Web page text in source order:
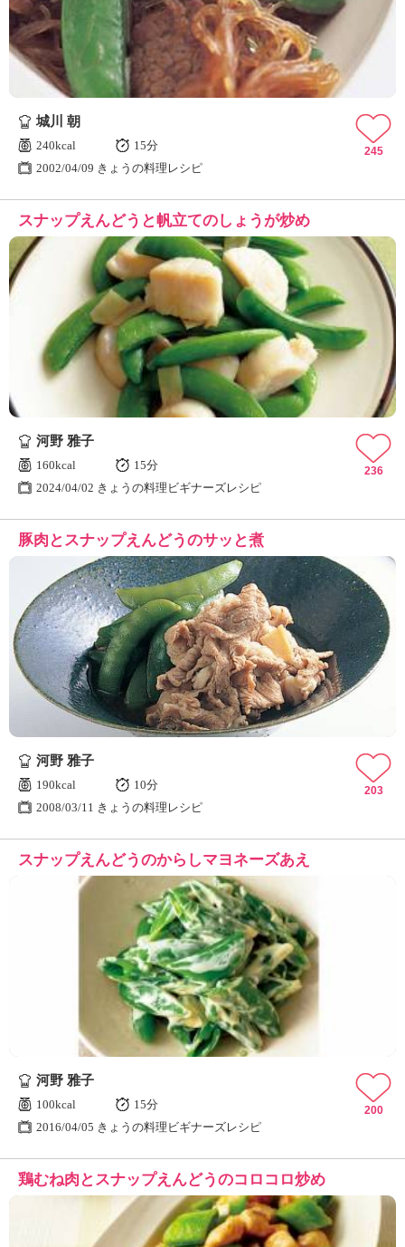
城川 朝
240kcal
15分
2002/04/09 きょうの料理レシピ
245
スナップえんどうと帆立てのしょうが炒め
河野 雅子
160kcal
15分
2024/04/02 きょうの料理ビギナーズレシピ
236
豚肉とスナップえんどうのサッと煮
河野 雅子
190kcal
10分
2008/03/11 きょうの料理レシピ
203
スナップえんどうのからしマヨネーズあえ
河野 雅子
100kcal
15分
2016/04/05 きょうの料理ビギナーズレシピ
200
鶏むね肉とスナップえんどうのコロコロ炒め